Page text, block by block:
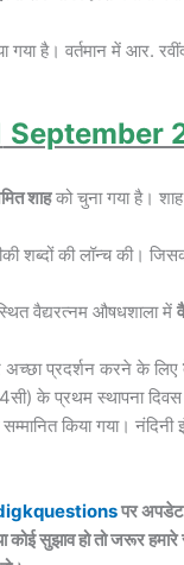
गया है। वर्तमान में आर.
September
शाहको चुना गया है।
शब्दों की लॉन्च की।
वैद्यरत्नम औषधशाला में
प्रदर्शन करने के लिए
के प्रथम स्थापना दिवस
किया गया।
पर अपडेट
सुझाव हो तो जरूर